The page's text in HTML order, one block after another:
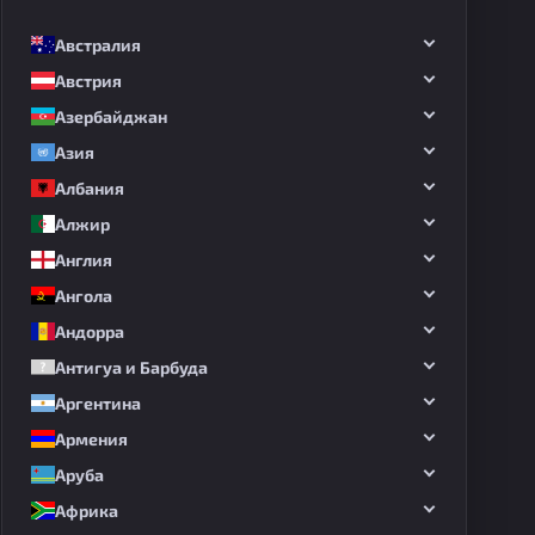
Австралия
Австрия
Азербайджан
Азия
Албания
Алжир
Англия
Ангола
Андорра
Антигуа и Барбуда
Аргентина
Армения
Аруба
Африка